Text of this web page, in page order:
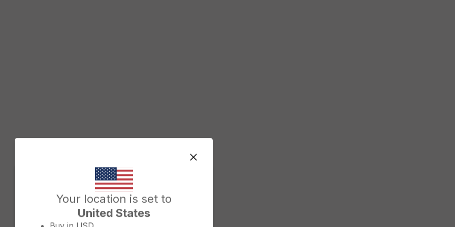
Your location is set to
United States
Change country/region